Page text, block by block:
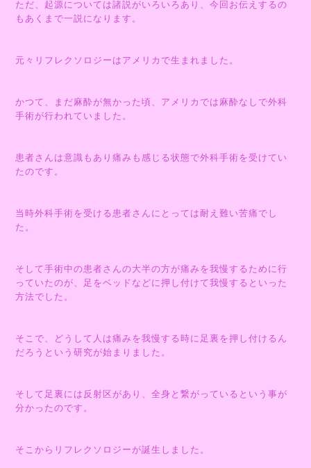
ただ、起源については諸説がいろいろあり、今回お伝えするの
もあくまで一説になります。
元々リフレクソロジーはアメリカで生まれました。
かつて、まだ麻酔が無かった頃、アメリカでは麻酔なしで外科
手術が行われていました。
患者さんは意識もあり痛みも感じる状態で外科手術を受けてい
たのです。
当時外科手術を受ける患者さんにとっては耐え難い苦痛でし
た。
そして手術中の患者さんの大半の方が痛みを我慢するために行
っていたのが、足をベッドなどに押し付けて我慢するといった
方法でした。
そこで、どうして人は痛みを我慢する時に足裏を押し付けるん
だろうという研究が始まりました。
そして足裏には反射区があり、全身と繋がっているという事が
分かったのです。
そこからリフレクソロジーが誕生しました。